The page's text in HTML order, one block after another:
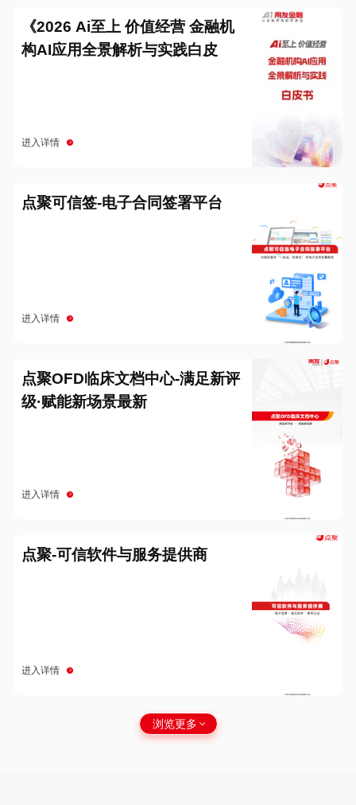
《2026 Ai至上 价值经营 金融机
构AI应用全景解析与实践白皮
进入详情
点聚可信签-电子合同签署平台
进入详情
点聚OFD临床文档中心-满足新评
级·赋能新场景最新
进入详情
点聚-可信软件与服务提供商
进入详情
浏览更多